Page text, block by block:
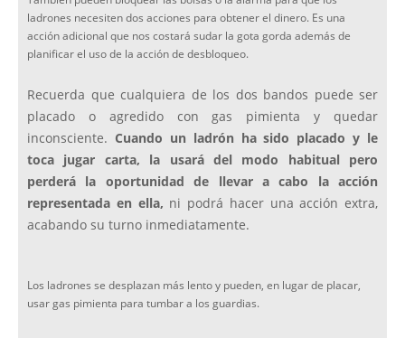
ladrones necesiten dos acciones para obtener el dinero. Es una
acción adicional que nos costará sudar la gota gorda además de
planificar el uso de la acción de desbloqueo.
Recuerda que cualquiera de los dos bandos puede ser
placado o agredido con gas pimienta y quedar
inconsciente. Cuando un ladrón ha sido placado y le
toca jugar carta, la usará del modo habitual pero
perderá la oportunidad de llevar a cabo la acción
representada en ella, ni podrá hacer una acción extra,
acabando su turno inmediatamente.
Los ladrones se desplazan más lento y pueden, en lugar de placar,
usar gas pimienta para tumbar a los guardias.